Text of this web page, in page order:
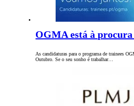
OGMA está à
As candidaturas para o programa de trainees
Outubro. Se o seu sonho é trabalhar…